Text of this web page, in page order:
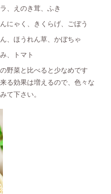
、えのき茸、ふき
にゃく、きくらげ、ごぼう
、ほうれん草、かぼちゃ
、トマト
野菜と比べると少なめです
る効果は増えるので、色々な
て下さい。